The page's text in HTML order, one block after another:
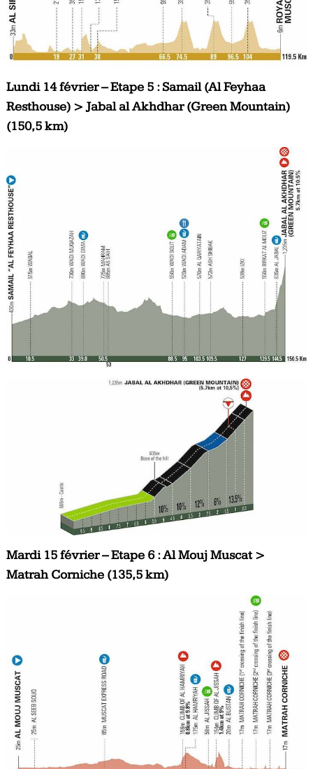
Lundi 14 février – Etape 5 : Samail (Al Feyhaa
Resthouse) > Jabal al Akhdhar (Green Mountain)
(150,5 km)
Mardi 15 février – Etape 6 : Al Mouj Muscat >
Matrah Corniche (135,5 km)